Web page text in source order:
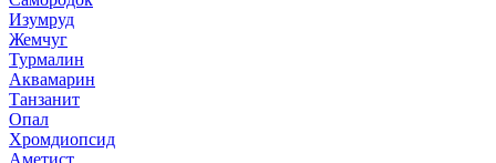
Изумруд
Жемчуг
Турмалин
Аквамарин
Танзанит
Опал
Хромдиопсид
Аметист